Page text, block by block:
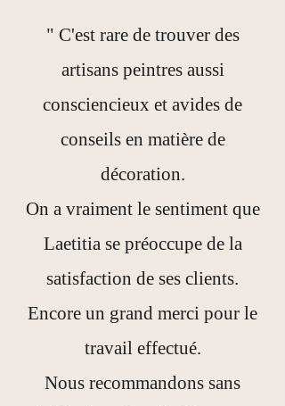
" C'est rare de trouver des
artisans peintres aussi
consciencieux et avides de
conseils en matière de
décoration.
On a vraiment le sentiment que
Laetitia se préoccupe de la
satisfaction de ses clients.
Encore un grand merci pour le
travail effectué.
Nous recommandons sans